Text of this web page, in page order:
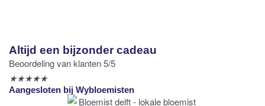
Altijd een bijzonder cadeau
Beoordeling van klanten 5/5
★★★★★
Aangesloten bij Wybloemisten